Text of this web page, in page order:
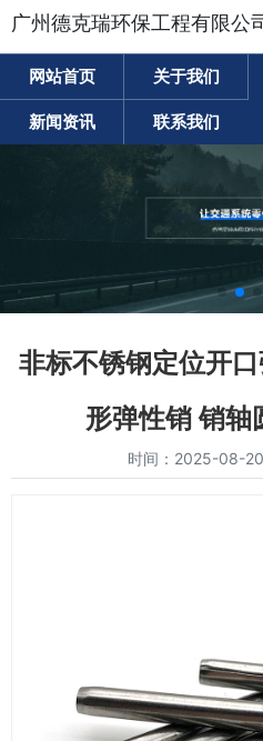
广州德克瑞环保工程有限公
网站首页 关于我们
新闻资讯 联系我们
非标不锈钢定位开
形弹性销 销轴
时间：2025-08-